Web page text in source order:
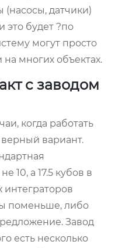
датчики)
это будет ?по
могут просто
на многих объектах.
с заводом
когда работать
вариант.
10, а 17.5 кубов в
интеграторов
поменьше, либо
Завод
есть несколько